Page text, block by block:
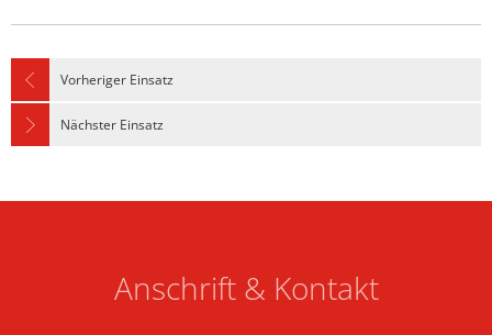
Vorheriger Einsatz
Nächster Einsatz
Anschrift & Kontakt